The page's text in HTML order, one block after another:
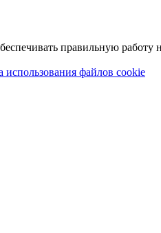
правильную работу
использования файлов cookie